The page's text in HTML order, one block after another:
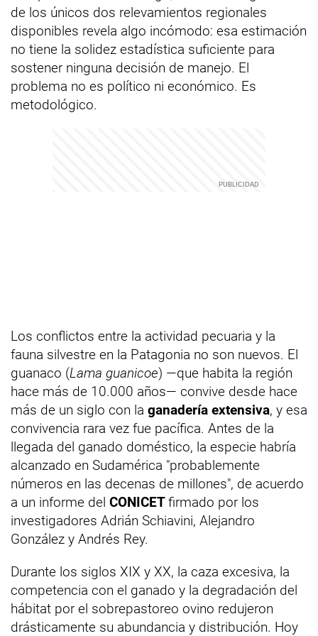
de los únicos dos relevamientos regionales
disponibles revela algo incómodo: esa estimación
no tiene la solidez estadística suficiente para
sostener ninguna decisión de manejo. El
problema no es político ni económico. Es
metodológico.
Los conflictos entre la actividad pecuaria y la
fauna silvestre en la Patagonia no son nuevos. El
guanaco (Lama guanicoe) —que habita la región
hace más de 10.000 años— convive desde hace
más de un siglo con la ganadería extensiva, y esa
convivencia rara vez fue pacífica. Antes de la
llegada del ganado doméstico, la especie habría
alcanzado en Sudamérica "probablemente
números en las decenas de millones", de acuerdo
a un informe del CONICETfirmado por los
investigadores Adrián Schiavini, Alejandro
González y Andrés Rey.
Durante los siglos XIX y XX, la caza excesiva, la
competencia con el ganado y la degradación del
hábitat por el sobrepastoreo ovino redujeron
drásticamente su abundancia y distribución. Hoy